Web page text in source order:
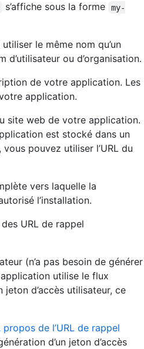
s’affiche sous la forme
my-
le même nom qu’un
ou d’organisation.
de votre application. Les
application.
site web de votre application.
est stocké dans un
pouvez utiliser l’URL du
vers laquelle la
l’installation.
URL de rappel
(n’a pas besoin de générer
utilise le flux
jeton d’accès utilisateur, ce
propos de l’URL de rappel
d’un jeton d’accès